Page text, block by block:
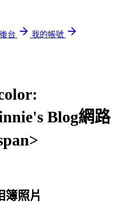
台
我的帳號
Blog網路
簿照片